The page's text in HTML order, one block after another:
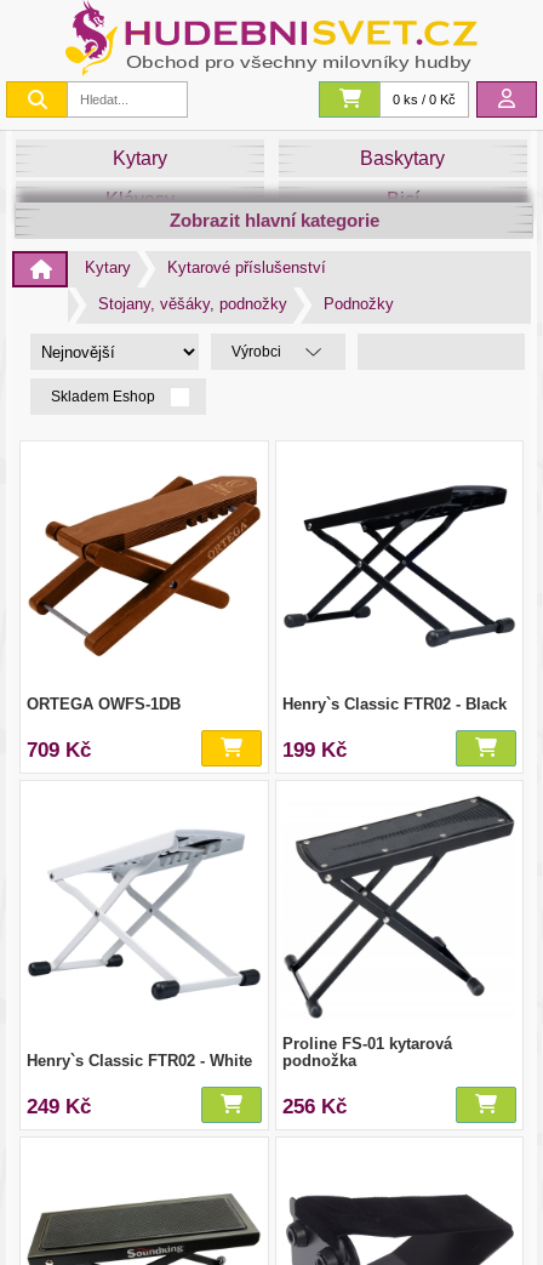
0 ks / 0 Kč
Kytary
Baskytary
Klávesy
Bicí
Smyčce
Dechy
Zobrazit hlavní kategorie
Kytary
Kytarové příslušenství
Stojany, věšáky, podnožky
Podnožky
Výrobci
Skladem Eshop
ORTEGA OWFS-1DB
709 Kč
Henry`s Classic FTR02 - Black
199 Kč
Henry`s Classic FTR02 - White
249 Kč
Proline FS-01 kytarová
podnožka
256 Kč